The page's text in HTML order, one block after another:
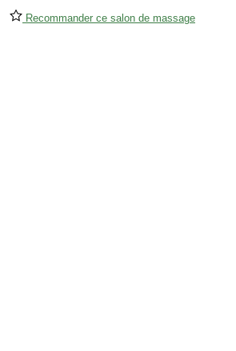
Recommander ce salon de massage